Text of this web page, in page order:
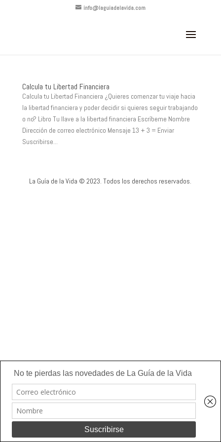
info@laguiadelavida.com
Calcula tu Libertad Financiera
Calcula tu Libertad Financiera ¿Quieres comenzar tu viaje hacia
la libertad financiera y poder decidir si quieres seguir trabajando
o no? Libro Tu llave a la libertad financiera Escríbeme Nombre
Dirección de correo electrónico Mensaje 13 + 3 = Enviar
Suscribirse...
La Guía de la Vida © 2023. Todos los derechos reservados.